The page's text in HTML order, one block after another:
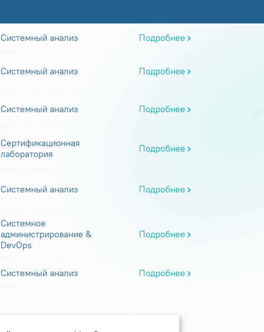
Системный анализ Подробнее
Системный анализ Подробнее
Системный анализ Подробнее
Сертификационная
лаборатория
Подробнее
Системный анализ Подробнее
Системное
администрирование &
DevOps
Подробнее
Системный анализ Подробнее